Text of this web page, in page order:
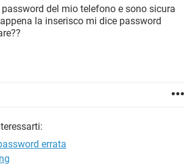
WHATSAPP
FACEBOOK
WINDOWS 10
GAMING
ANDROID
del mio telefono e sono sicura
la inserisco mi dice password
errata